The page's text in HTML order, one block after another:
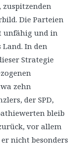
Die Parteien
unfähig und in
In den
Strategie
zehn
der SPD,
bleib
vor allem
nicht besonders